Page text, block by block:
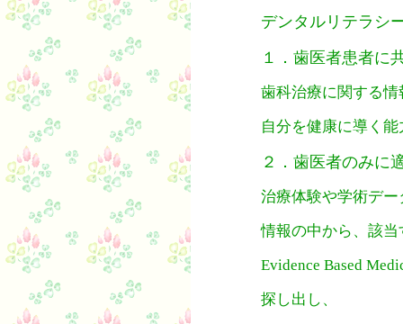
デンタルリテラシ
１．歯医者患者に
歯科治療に関する
自分を健康に導く
２．歯医者のみに
治療体験や学術デ
情報の中から、該
Evidence Based
探し出し、